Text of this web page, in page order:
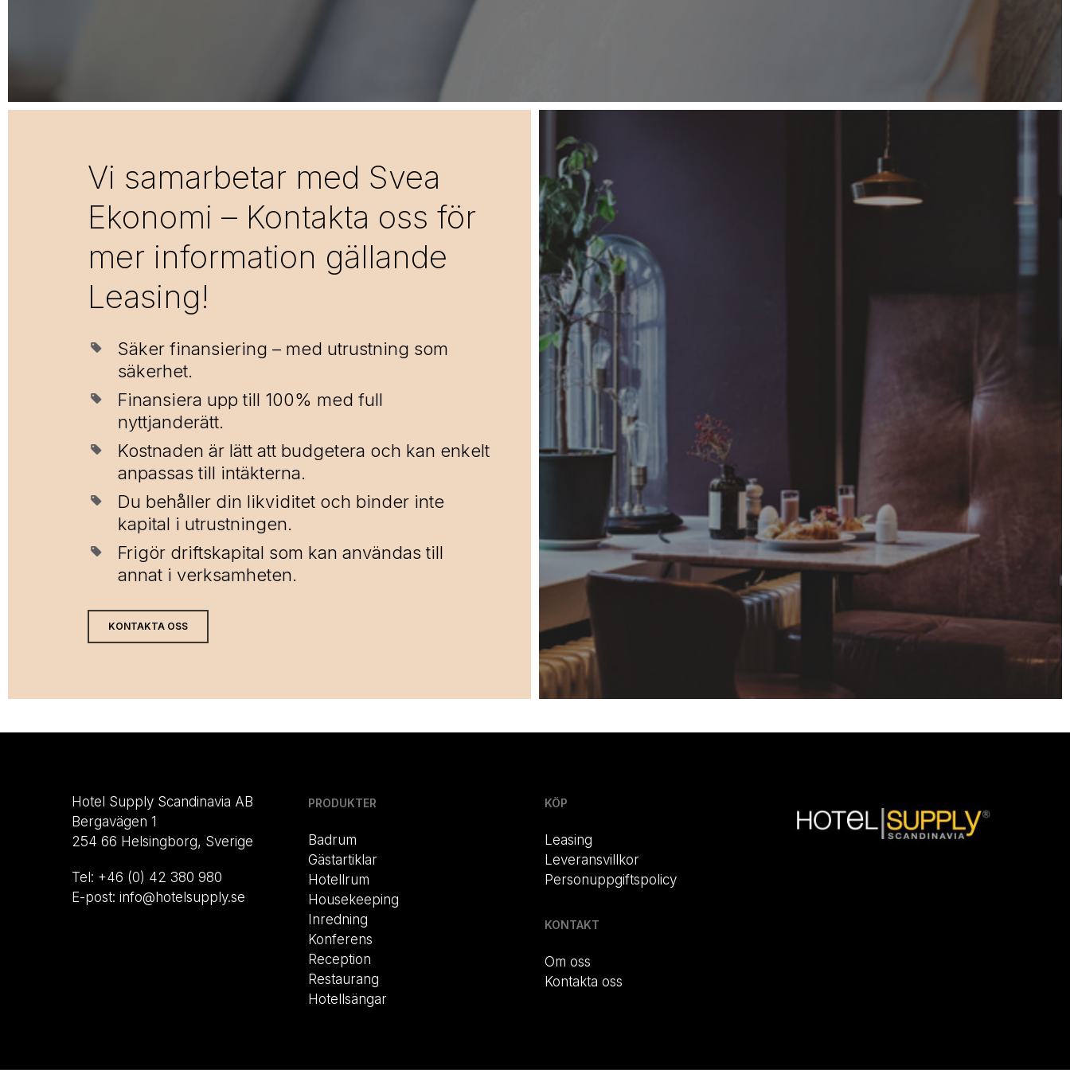
Vi samarbetar med Svea
Ekonomi – Kontakta oss för
mer information gällande
Leasing!
Säker finansiering – med utrustning som
säkerhet.
Finansiera upp till 100% med full
nyttjanderätt.
Kostnaden är lätt att budgetera och kan enkelt
anpassas till intäkterna.
Du behåller din likviditet och binder inte
kapital i utrustningen.
Frigör driftskapital som kan användas till
annat i verksamheten.
KONTAKTA OSS
Hotel Supply Scandinavia AB
Bergavägen 1
254 66 Helsingborg, Sverige
Tel: +46 (0) 42 380 980
E-post: info@hotelsupply.se
PRODUKTER
Badrum
Gästartiklar
Hotellrum
Housekeeping
Inredning
Konferens
Reception
Restaurang
Hotellsängar
KÖP
Leasing
Leveransvillkor
Personuppgiftspolicy
KONTAKT
Om oss
Kontakta oss